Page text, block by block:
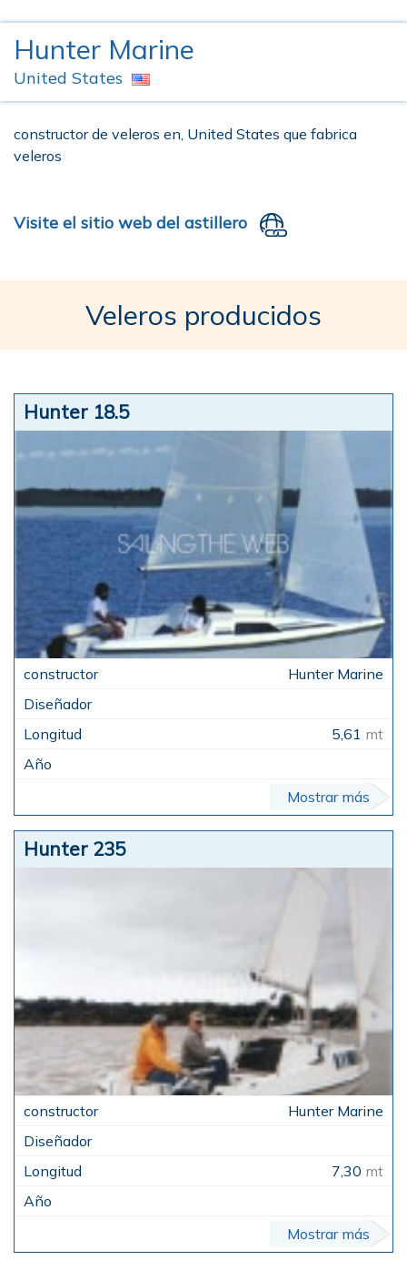
Hunter Marine
United States
constructor de veleros en, United States que fabrica
veleros
Visite el sitio web del astillero
Veleros producidos
Hunter 18.5
Hunter Marine
5,61 mt
Mostrar más
Hunter 235
Hunter Marine
7,30 mt
Mostrar más